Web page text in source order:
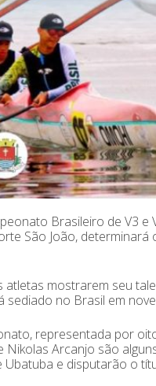
Brasileiro de V3 e
São João,
mostrarem seu
sediado no Brasil em
representada por
Arcanjo são
e disputarão o